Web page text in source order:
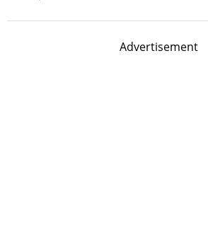
Advertisement